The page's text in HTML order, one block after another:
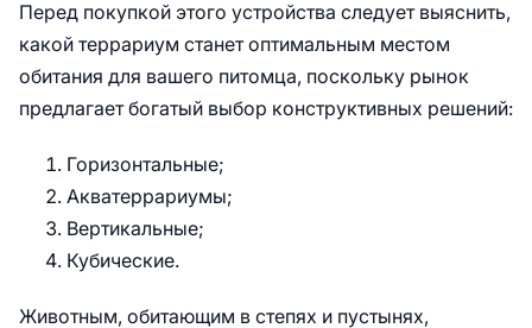
Перед покупкой этого устройства следует выяснить,
какой террариум станет оптимальным местом
обитания для вашего питомца, поскольку рынок
предлагает богатый выбор конструктивных решений:
Горизонтальные;
Акватеррариумы;
Вертикальные;
Кубические.
Животным, обитающим в степях и пустынях,